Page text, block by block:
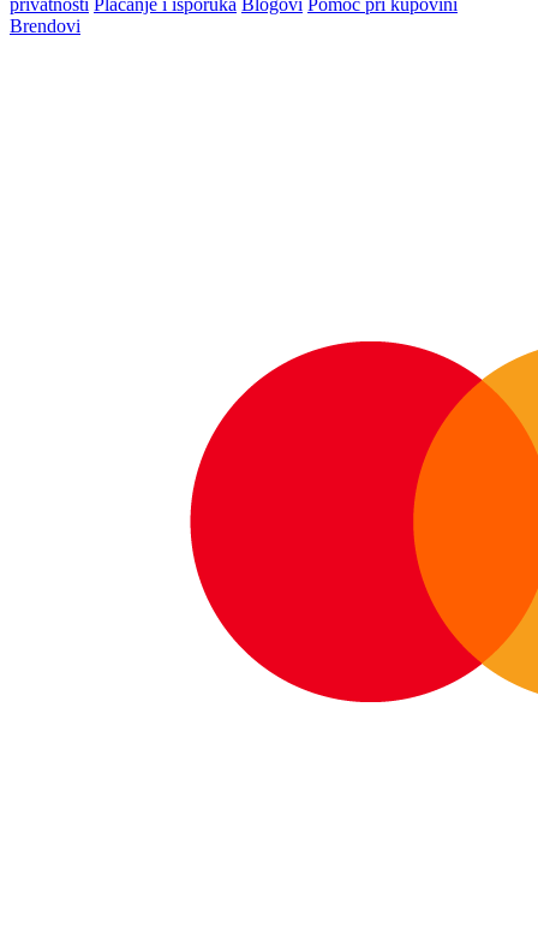
privatnosti Plaćanje i isporuka Blogovi Pomoć pri kupovini
Brendovi